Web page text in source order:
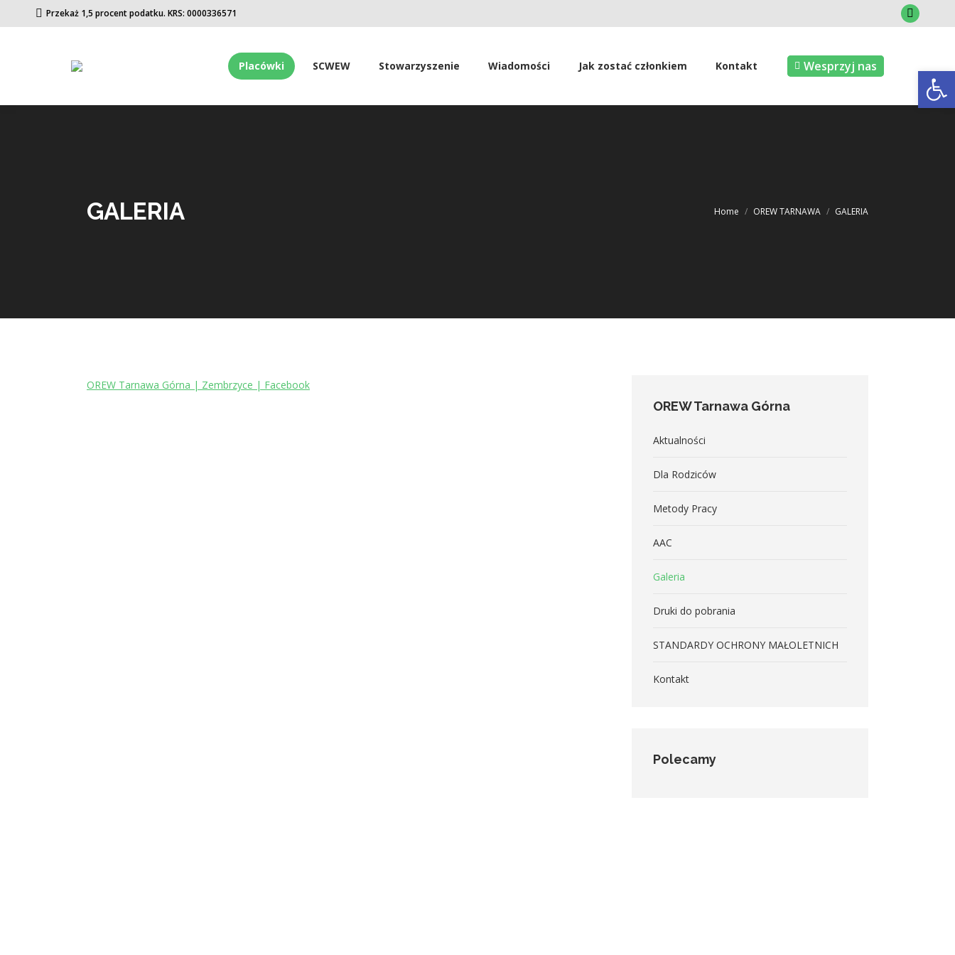
Przekaż 1,5 procent podatku. KRS: 0000336571
Facebook
new
Placówki SCWEW Stowarzyszenie Wiadomości Jak zostać członkiem Kontakt Wesprzyj nas
GALERIA
You are here: Home OREW TARNAWA GALERIA
OREW Tarnawa Górna | Zembrzyce | Facebook
OREW Tarnawa Górna
Aktualności
Dla Rodziców
Metody Pracy
AAC
Galeria
Druki do pobrania
STANDARDY OCHRONY MAŁOLETNICH
Kontakt
Polecamy